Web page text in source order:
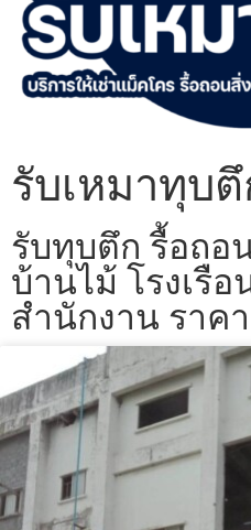
รับเหมาทุบ
รับทุบตึก รื้อถอ
บ้านไม้ โรงเรือ
สำนักงาน ราค